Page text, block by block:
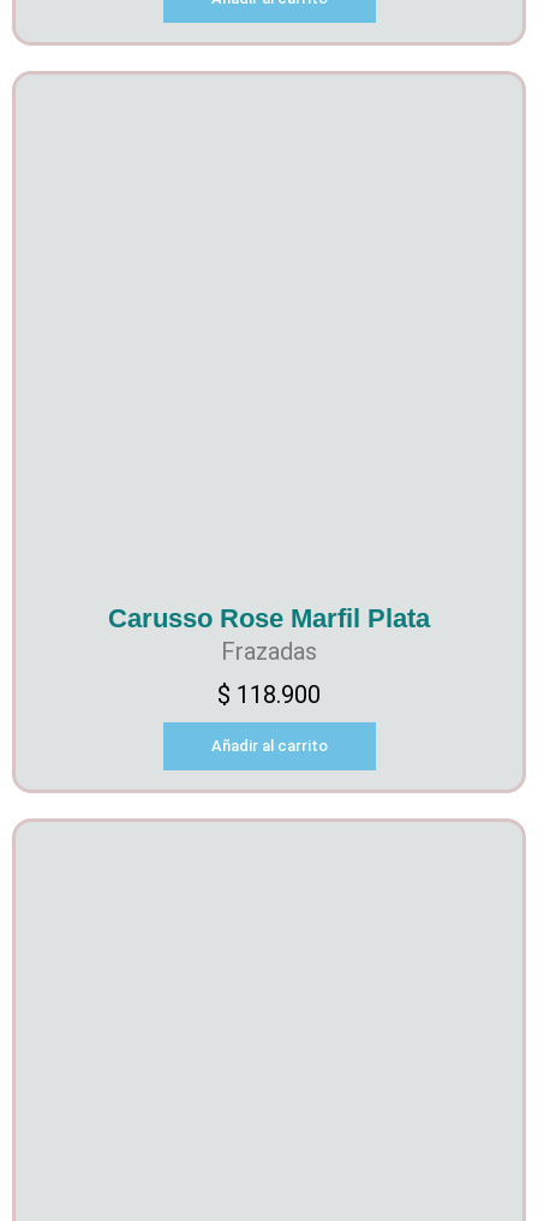
Carusso Rose Marfil Plata
Frazadas
$ 118.900
Añadir al carrito